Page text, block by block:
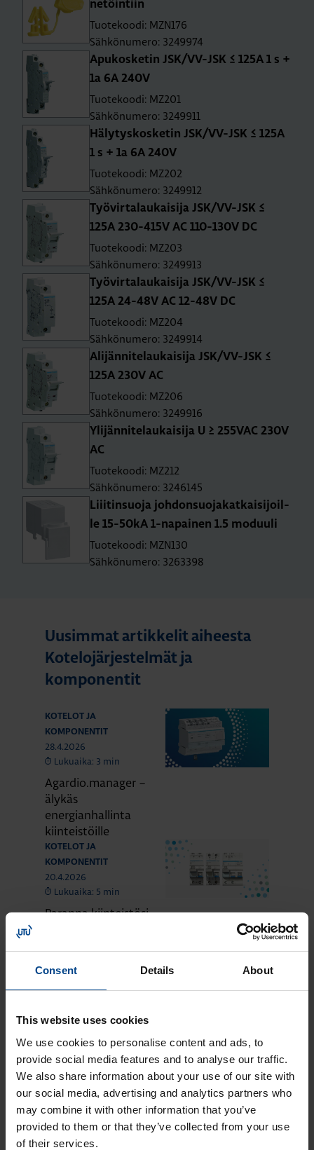
Consent Details About
This website uses cookies
We use cookies to personalise content and ads, to
provide social media features and to analyse our traffic.
We also share information about your use of our site with
our social media, advertising and analytics partners who
may combine it with other information that you’ve
provided to them or that they’ve collected from your use
of their services.
ne­töin­tiin
Tuotekoodi: MZN176
Sähkönumero: 3249974
Apu­kos­ke­tin JSK/VV-JSK ≤ 125A 1 s +
1a 6A 240V
Tuotekoodi: MZ201
Sähkönumero: 3249911
Hä­ly­tys­kos­ke­tin JSK/VV-JSK ≤ 125A
1 s + 1a 6A 240V
Tuotekoodi: MZ202
Sähkönumero: 3249912
Työ­vir­ta­lau­kai­si­ja JSK/VV-JSK ≤
125A 230-415V AC 110-130V DC
Tuotekoodi: MZ203
Sähkönumero: 3249913
Työ­vir­ta­lau­kai­si­ja JSK/VV-JSK ≤
125A 24-48V AC 12-48V DC
Tuotekoodi: MZ204
Sähkönumero: 3249914
Ali­jän­ni­te­lau­kai­si­ja JSK/VV-JSK ≤
125A 230V AC
Tuotekoodi: MZ206
Sähkönumero: 3249916
Yli­jän­ni­te­lau­kai­si­ja U ≥ 255­VAC 230V
AC
Tuotekoodi: MZ212
Sähkönumero: 3246145
Liii­tin­suo­ja joh­don­suo­ja­kat­kai­si­joil­
le 15-50­kA 1-na­pai­nen 1.5 mo­duu­li
Tuotekoodi: MZN130
Sähkönumero: 3263398
Uusimmat artikkelit aiheesta
Kotelojärjestelmät ja
komponentit
KOTELOT JA
KOMPONENTIT
28.4.2026
Lukuaika: 3 min
Agardio.manager –
älykäs
energianhallinta
kiinteistöille
KOTELOT JA
KOMPONENTIT
20.4.2026
Lukuaika: 5 min
Paranna kiinteistösi
KOTELOT JA
KOMPONENTIT
Lukuaika: 3 min
UUTUUS:
Joustavampaa
sähkönjakelua
quadro evolla
DATAKESKUSRATKAISUT
KOTELOT JA
KOMPONENTIT